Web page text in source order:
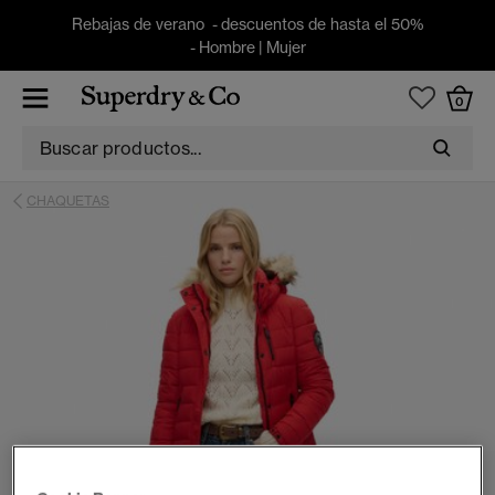
Rebajas de verano - descuentos de hasta el 50%
- Hombre| Mujer
0
CHAQUETAS